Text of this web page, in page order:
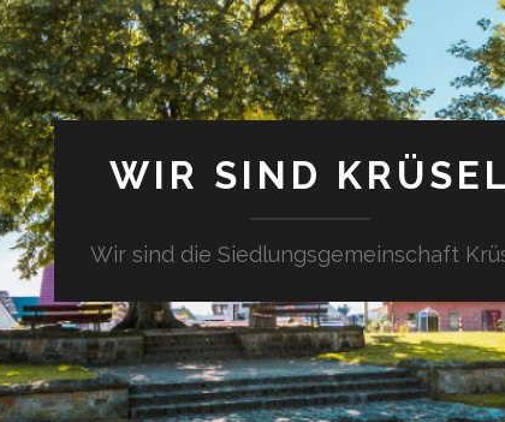
WIR SIND KRÜSEL
Wir sind die Siedlungsgemeinschaft